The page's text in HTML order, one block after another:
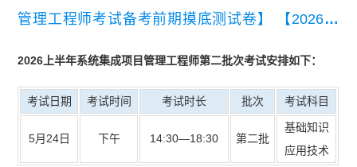
管理工程师考试备考前期摸底测试卷】
【2026年
026年下半年系统集成项目管理工程师学习打卡
表】
【2026年5月第一批集成综合知识真题及答
【2026年5月第一批集成应用技术真题及答
2026上半年系统集成项目管理工程师第二批次考试安排如下：
考试日期 考试时间 考试时长 批次 考试科目
5月24日 下午 14:30—18:30 第二批
基础知识
应用技术